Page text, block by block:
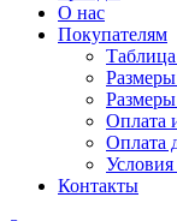
О нас
Покупателям
Оплата
Оплата
Условия
Контакты